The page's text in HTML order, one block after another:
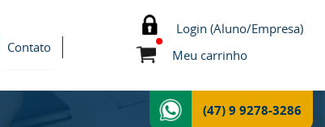
Contato
Login (Aluno/Empresa)
Meu carrinho
(47) 9 9278-3286